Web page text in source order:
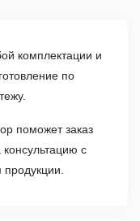
комплектации и
по
поможет заказ
с